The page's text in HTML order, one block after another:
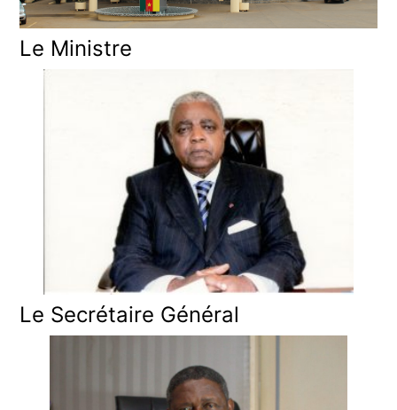
Le Ministre
Le Secrétaire Général